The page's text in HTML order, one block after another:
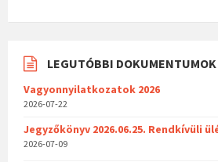
LEGUTÓBBI DOKUMENTUMOK
Vagyonnyilatkozatok 2026
2026-07-22
Jegyzőkönyv 2026.06.25. Rendkívüli
2026-07-09